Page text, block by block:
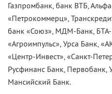
Газпромбанк, банк ВТБ,
«Петрокоммерц»,
банк «Союз», МДМ-Банк,
«Агроимпульс», Урса Банк,
«Центр-Инвест», «Санкт-
Русфинанс Банк, Первобанк,
Мансийский Банк.